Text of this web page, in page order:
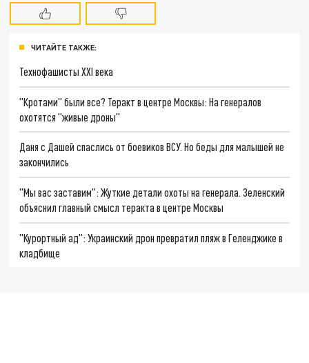
ЧИТАЙТЕ ТАКЖЕ:
Технофашисты XXI века
"Кротами" были все? Теракт в центре Москвы: На генералов
охотятся "живые дроны"
Даня с Дашей спаслись от боевиков ВСУ. Но беды для малышей не
закончились
"Мы вас заставим": Жуткие детали охоты на генерала. Зеленский
объяснил главный смысл теракта в центре Москвы
"Курортный ад": Украинский дрон превратил пляж в Геленджике в
кладбище